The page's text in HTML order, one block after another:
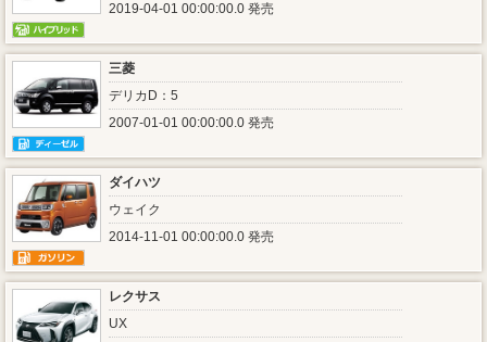
2019-04-01 00:00:00.0 発売
三菱
デリカD：5
2007-01-01 00:00:00.0 発売
ダイハツ
ウェイク
2014-11-01 00:00:00.0 発売
レクサス
UX